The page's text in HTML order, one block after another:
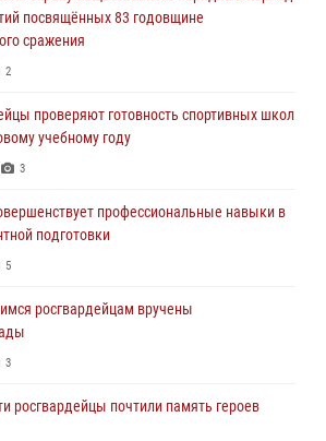
проверяют готовность спортивных школ
учебному году
общественную безопасность празднования
г. Белгорода от немецко -
3
войск правопорядка почтили
2
посвящённых 83 годовщине
сражения
2
проверяют готовность спортивных школ
учебному году
3
профессиональные навыки в
подготовки
5
росгвардейцам вручены
3
росгвардейцы почтили память героев